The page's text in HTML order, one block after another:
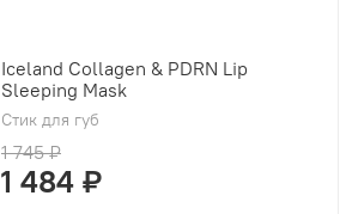
Iceland Collagen & PDRN Lip
Sleeping Mask
Стик для губ
1 745 ₽
1 484 ₽